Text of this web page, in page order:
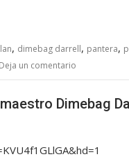
, dimebag darrell, pantera,
Deja un comentario
Dimebag